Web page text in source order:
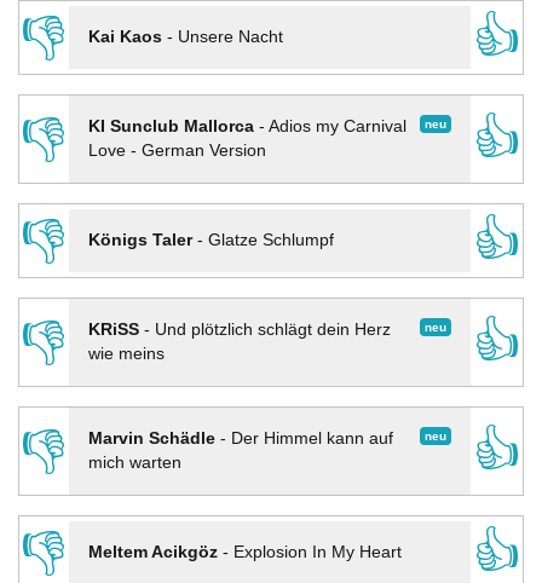
👎
Kai Kaos- Unsere Nacht
👍
👎
neu
KI Sunclub Mallorca- Adios my Carnival
Love - German Version
👍
👎
Königs Taler- Glatze Schlumpf
👍
👎
neu
KRiSS- Und plötzlich schlägt dein Herz
wie meins
👍
👎 neu
Marvin Schädle- Der Himmel kann auf
mich warten
👍
👎
Meltem Acikgöz- Explosion In My Heart
👍